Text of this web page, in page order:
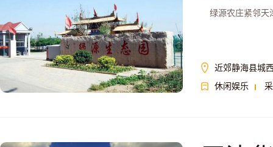
绿源农庄紧邻天
近郊静海县城
休闲娱乐